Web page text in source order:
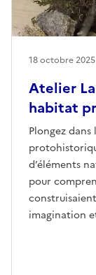
Atelier
habitat
Plongez
d’éléments
pour
imagination
18 octobre 2025